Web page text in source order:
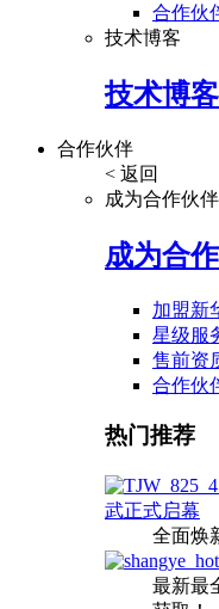
合作伙
技术博客
技术博客
合作伙伴
< 返回
成为合作伙伴
成为合
加盟新
星级服
售前资
合作伙
热门推荐
武正式启幕
全面焕
最新最